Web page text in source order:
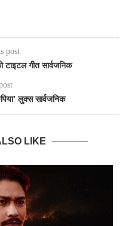
post
टाइटल गीत सार्वजनिक
लुक्स सार्वजनिक
LIKE